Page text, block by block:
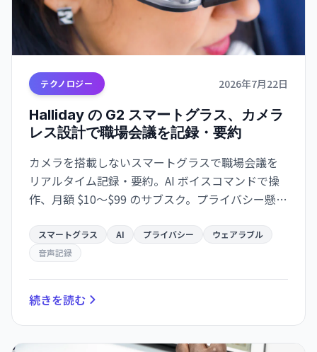
テクノロジー 2026年7月22日
Halliday の G2 スマートグラス、カメラ
レス設計で職場会議を記録・要約
カメラを搭載しないスマートグラスで職場会議を
リアルタイム記録・要約。AI ボイスコマンドで操
作、月額 $10～$99 のサブスク。プライバシー懸念
スマートグラス AI プライバシー
ウェアラブル
音声記録
続きを読む